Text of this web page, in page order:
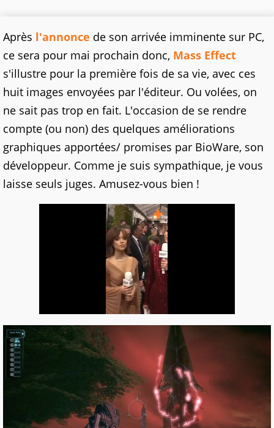
Après l'annonce de son arrivée imminente sur PC,
ce sera pour mai prochain donc, Mass Effect
s'illustre pour la première fois de sa vie, avec ces
huit images envoyées par l'éditeur. Ou volées, on
ne sait pas trop en fait. L'occasion de se rendre
compte (ou non) des quelques améliorations
graphiques apportées/ promises par BioWare, son
développeur. Comme je suis sympathique, je vous
laisse seuls juges. Amusez-vous bien !